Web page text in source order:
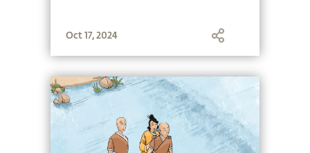
Oct 17, 2024